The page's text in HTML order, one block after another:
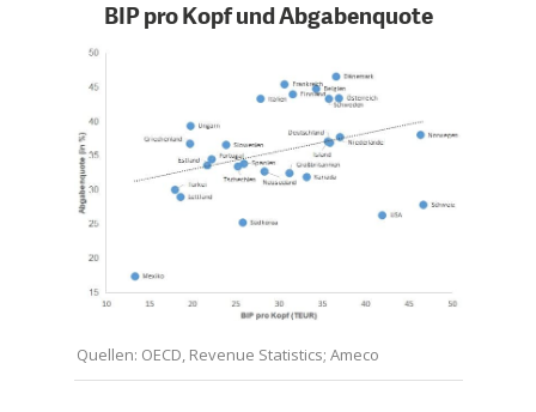
GLOBALISIERUNG
BIP pro Kopf und Abgabenquote
Quellen: OECD, Revenue Statistics; Ameco